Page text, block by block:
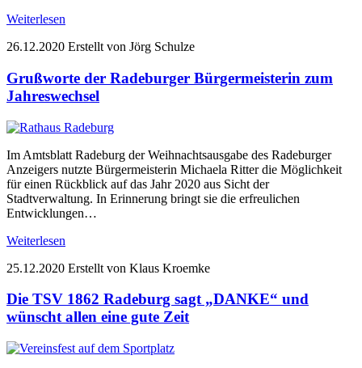
Weiterlesen
26.12.2020 Erstellt von Jörg Schulze
Grußworte der Radeburger Bürgermeisterin zum
Jahreswechsel
Im Amtsblatt Radeburg der Weihnachtsausgabe des Radeburger
Anzeigers nutzte Bürgermeisterin Michaela Ritter die Möglichkeit
für einen Rückblick auf das Jahr 2020 aus Sicht der
Stadtverwaltung. In Erinnerung bringt sie die erfreulichen
Entwicklungen…
Weiterlesen
25.12.2020 Erstellt von Klaus Kroemke
Die TSV 1862 Radeburg sagt „DANKE“ und
wünscht allen eine gute Zeit